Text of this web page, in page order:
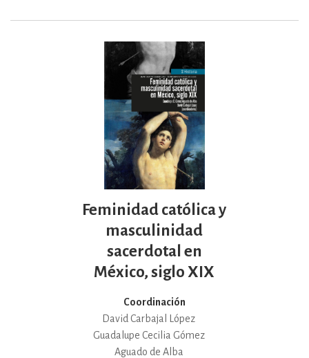
Feminidad católica y
masculinidad
sacerdotal en
México, siglo XIX
Coordinación
David Carbajal López
Guadalupe Cecilia Gómez
Aguado de Alba